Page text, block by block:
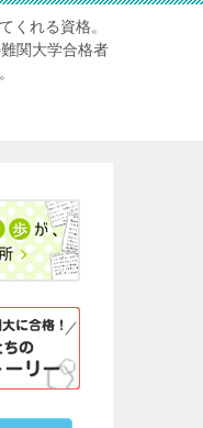
くれる資格。
関大学合格者